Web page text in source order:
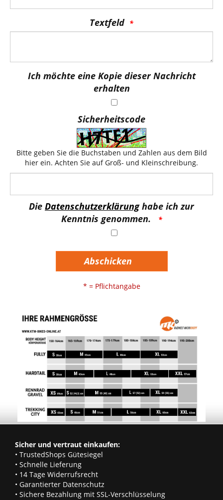
Textfeld
Ich möchte eine Kopie dieser Nachricht
erhalten
Sicherheitscode
Bitte geben Sie die Buchstaben und Zahlen aus dem Bild
hier ein. Achten Sie auf Groß- und Kleinschreibung.
Die Datenschutzerklärunghabe ich zur
Kenntnis genommen.
Abschicken
* = Pflichtangabe
Sicher und vertraut einkaufen:
• TrustedShops Gütesiegel
• Schnelle Lieferung
• 14 Tage Widerrufsrecht
• Garantierter Datenschutz
• Sichere Bezahlung mit SSL-Verschlüsselung